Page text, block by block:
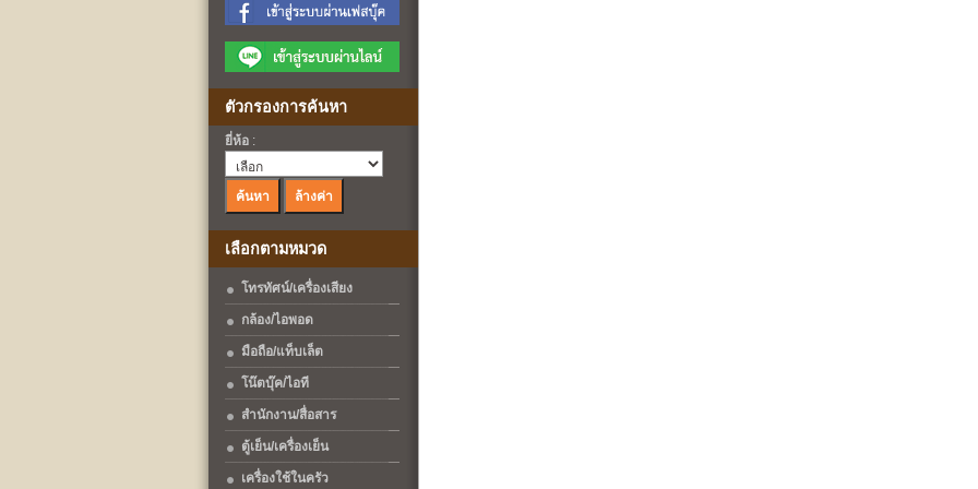
ตัวกรองการค้นหา
ยี่ห้อ :
เลือกตามหมวด
โทรทัศน์/เครื่องเสียง
กล้อง/ไอพอด
มือถือ/แท็บเล็ต
โน๊ตบุ๊ค/ไอที
สำนักงาน/สื่อสาร
ตู้เย็น/เครื่องเย็น
เครื่องใช้ในครัว